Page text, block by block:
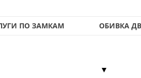
ПО ЗАМКАМ ОБИВКА
▼